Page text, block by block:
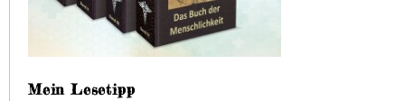
Mein Lesetipp